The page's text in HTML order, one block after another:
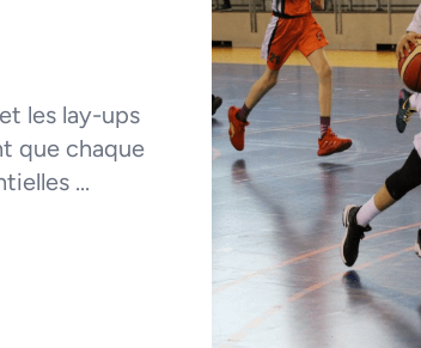
les lay-ups
que chaque
...